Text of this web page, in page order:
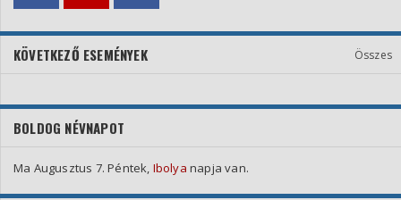
KÖVETKEZŐ ESEMÉNYEK Összes
BOLDOG NÉVNAPOT
Ma Augusztus 7. Péntek, Ibolya napja van.